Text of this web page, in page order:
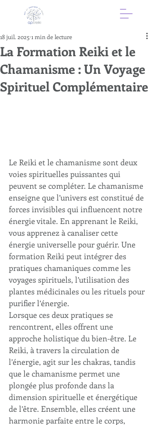
La Formation Reiki et le
Chamanisme : Un Voyage
Spirituel Complémentaire
18 juil. 2025 1 min de lecture
Le Reiki et le chamanisme sont deux
voies spirituelles puissantes qui
peuvent se compléter. Le chamanisme
enseigne que l’univers est constitué de
forces invisibles qui influencent notre
énergie vitale. En apprenant le Reiki,
vous apprenez à canaliser cette
énergie universelle pour guérir. Une
formation Reiki peut intégrer des
pratiques chamaniques comme les
voyages spirituels, l’utilisation des
plantes médicinales ou les rituels pour
purifier l’énergie.
Lorsque ces deux pratiques se
rencontrent, elles offrent une
approche holistique du bien-être. Le
Reiki, à travers la circulation de
l’énergie, agit sur les chakras, tandis
que le chamanisme permet une
plongée plus profonde dans la
dimension spirituelle et énergétique
de l’être. Ensemble, elles créent une
harmonie parfaite entre le corps,